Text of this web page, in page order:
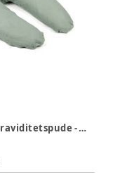
Amme og graviditetspude - Muslin grøn